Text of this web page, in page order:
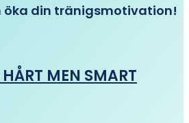
öka din tränigsmotivation!
MEN SMART